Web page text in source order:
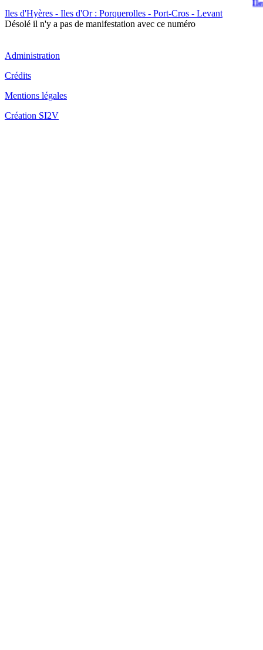
Iles d'Hyères - Iles d'Or : Porquerolles - Port-Cros - Levant
Désolé il n'y a pas de manifestation avec ce numéro
Administration
Crédits
Mentions légales
Création SI2V